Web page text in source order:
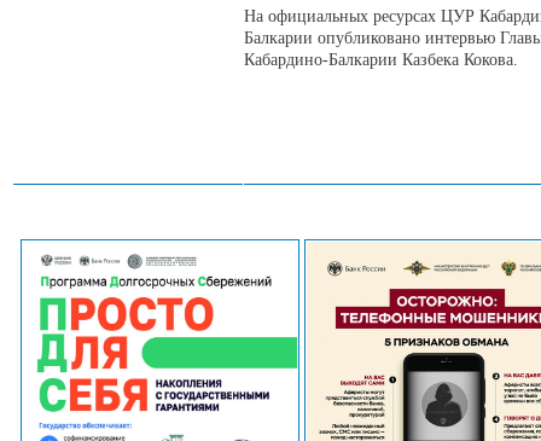
На официальных ресурсах ЦУР
Балкарии опубликовано интервью
Кабардино-Балкарии Казбека Кокова.